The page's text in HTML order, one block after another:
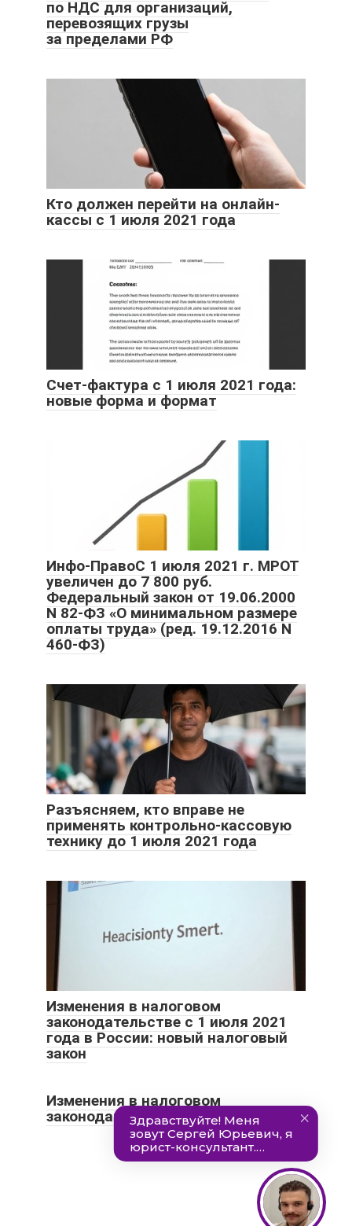
по НДС для организаций,
перевозящих грузы
за пределами РФ
Кто должен перейти на онлайн-
кассы с 1 июля 2021 года
Счет-фактура с 1 июля 2021 года:
новые форма и формат
Инфо-ПравоС 1 июля 2021 г. МРОТ
увеличен до 7 800 руб.
Федеральный закон от 19.06.2000
N 82-ФЗ «О минимальном размере
оплаты труда» (ред. 19.12.2016 N
460-ФЗ)
Разъясняем, кто вправе не
применять контрольно-кассовую
технику до 1 июля 2021 года
Изменения в налоговом
законодательстве с 1 июля 2021
года в России: новый налоговый
закон
Изменения в налоговом
законодательстве с 1 июля 2021